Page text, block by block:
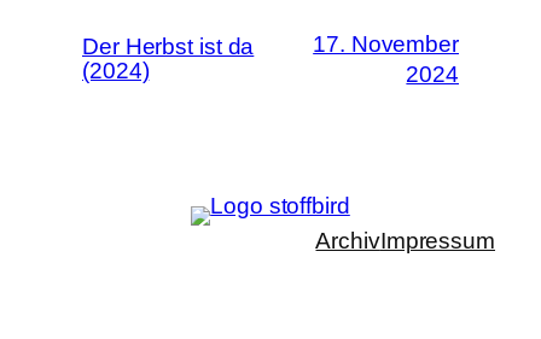
Der Herbst ist da
(2024)
17. November
2024
ArchivImpressum